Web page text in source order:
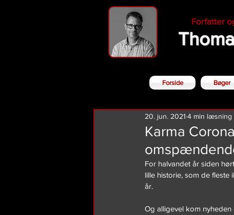
Forfatter
Forside Bøger
Karma
20. jun. 2021 4 min læsning
For halvandet år siden
lille historie, som de
år.
Og alligevel kom